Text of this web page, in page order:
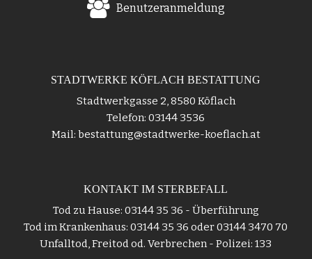
Benutzeranmeldung
STADTWERKE KÖFLACH BESTATTUNG
Stadtwerkgasse 2, 8580 Köflach
Telefon: 03144 3536
Mail: bestattung@stadtwerke-koeflach.at
KONTAKT IM STERBEFALL
Tod zu Hause: 03144 35 36 - Überführung
Tod im Krankenhaus: 03144 35 36 oder 03144 3470 70
Unfalltod, Freitod od. Verbrechen - Polizei: 133